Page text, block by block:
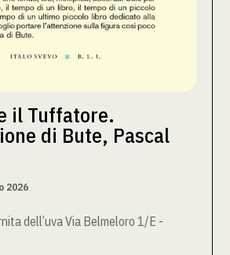
il Tuffatore.
di Bute, Pascal
2026
dell’uva Via Belmeloro 1/E -